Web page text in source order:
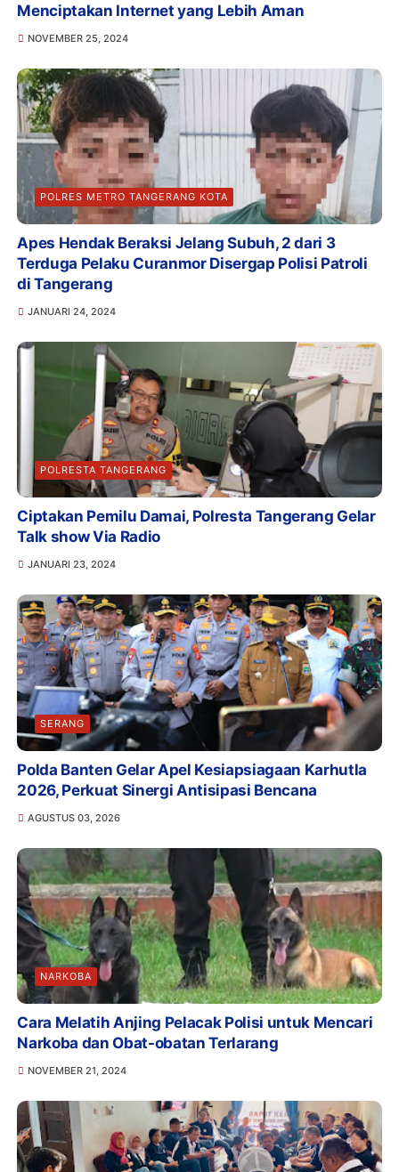
Menciptakan Internet yang Lebih Aman
NOVEMBER 25, 2024
POLRES METRO TANGERANG KOTA
Apes Hendak Beraksi Jelang Subuh, 2 dari 3
Terduga Pelaku Curanmor Disergap Polisi Patroli
di Tangerang
JANUARI 24, 2024
POLRESTA TANGERANG
Ciptakan Pemilu Damai, Polresta Tangerang Gelar
Talk show Via Radio
JANUARI 23, 2024
SERANG
Polda Banten Gelar Apel Kesiapsiagaan Karhutla
2026, Perkuat Sinergi Antisipasi Bencana
AGUSTUS 03, 2026
NARKOBA
Cara Melatih Anjing Pelacak Polisi untuk Mencari
Narkoba dan Obat-obatan Terlarang
NOVEMBER 21, 2024